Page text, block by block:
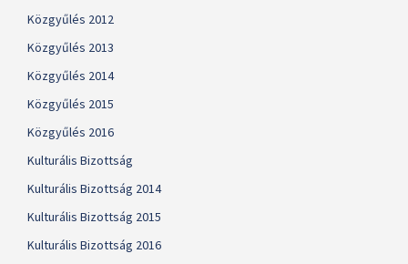
Közgyűlés 2012
Közgyűlés 2013
Közgyűlés 2014
Közgyűlés 2015
Közgyűlés 2016
Kulturális Bizottság
Kulturális Bizottság 2014
Kulturális Bizottság 2015
Kulturális Bizottság 2016